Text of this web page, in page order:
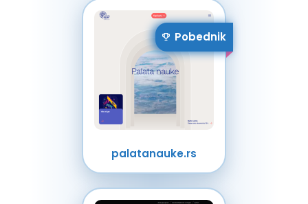
Pobednik
palatanauke.rs